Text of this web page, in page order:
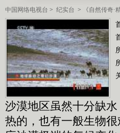
中国网络电视台 > 纪实台 > 《自然传奇·
沙漠地区虽然十分缺
热的，也有一般生物